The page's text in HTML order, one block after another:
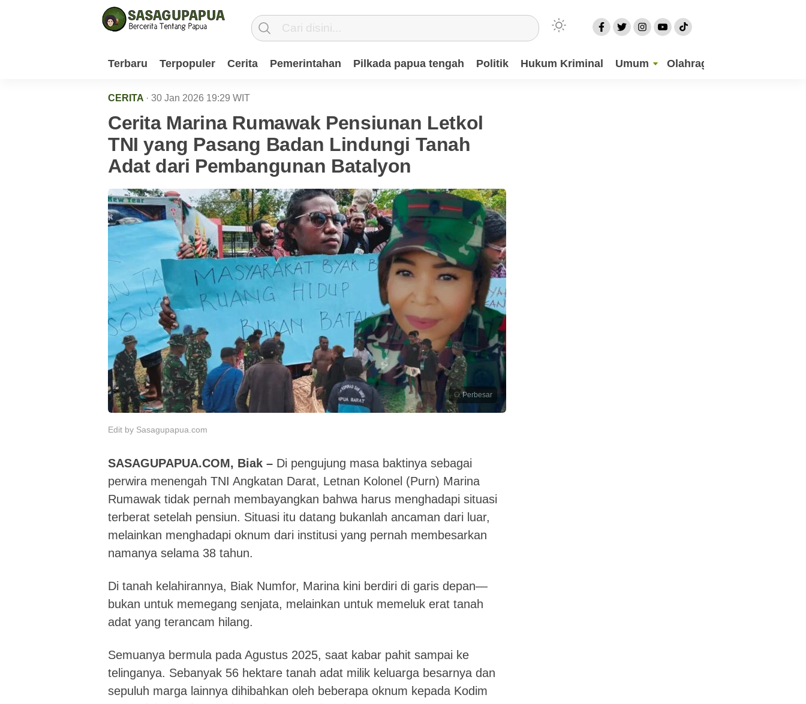
Terbaru Terpopuler Cerita Pemerintahan Pilkada papua tengah Politik Hukum Kriminal Umum Olahraga
CERITA · 30 Jan 2026 19:29 WIT
Cerita Marina Rumawak Pensiunan Letkol
TNI yang Pasang Badan Lindungi Tanah
Adat dari Pembangunan Batalyon
Perbesar
Edit by Sasagupapua.com
SASAGUPAPUA.COM, Biak – Di pengujung masa baktinya sebagai
perwira menengah TNI Angkatan Darat, Letnan Kolonel (Purn) Marina
Rumawak tidak pernah membayangkan bahwa harus menghadapi situasi
terberat setelah pensiun. Situasi itu datang bukanlah ancaman dari luar,
melainkan menghadapi oknum dari institusi yang pernah membesarkan
namanya selama 38 tahun.
Di tanah kelahirannya, Biak Numfor, Marina kini berdiri di garis depan—
bukan untuk memegang senjata, melainkan untuk memeluk erat tanah
adat yang terancam hilang.
Semuanya bermula pada Agustus 2025, saat kabar pahit sampai ke
telinganya. Sebanyak 56 hektare tanah adat milik keluarga besarnya dan
sepuluh marga lainnya dihibahkan oleh beberapa oknum kepada Kodim